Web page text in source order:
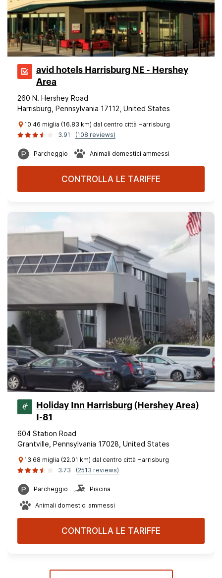
avid hotels Harrisburg NE - Hershey
Area
260 N. Hershey Road
Harrisburg, Pennsylvania 17112, United States
10.46 miglia (16.83 km) dal centro città Harrisburg
3.91
(108 reviews)
Parcheggio Animali domestici ammessi
CONTROLLA LE TARIFFE
Holiday Inn Harrisburg (Hershey Area)
I-81
604 Station Road
Grantville, Pennsylvania 17028, United States
13.68 miglia (22.01 km) dal centro città Harrisburg
3.73
(2513 reviews)
Parcheggio Piscina
Animali domestici ammessi
CONTROLLA LE TARIFFE